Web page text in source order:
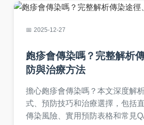
2025-12-27
皰疹會傳染嗎？完整解析
防與治療方法
擔心皰疹會傳染嗎？本文深度解
式、預防技巧和治療選擇，包括
傳染風險、實用預防表格和常見